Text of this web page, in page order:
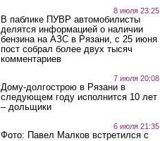
8 июля 23:25
В паблике ПУВР автомобилисты
делятся информацией о наличии
бензина на АЗС в Рязани, с 25 июня
пост собрал более двух тысяч
комментариев
7 июля 20:08
Дому-долгострою в Рязани в
следующем году исполнится 10 лет
– дольщики
6 июля 21:35
Фото: Павел Малков встретился с